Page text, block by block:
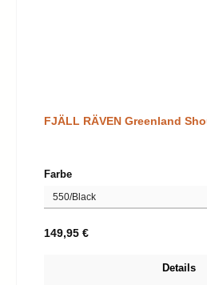
FJÄLL RÄVEN Greenland
Farbeauswählen
Regulärer Preis:
149,95 €
Details